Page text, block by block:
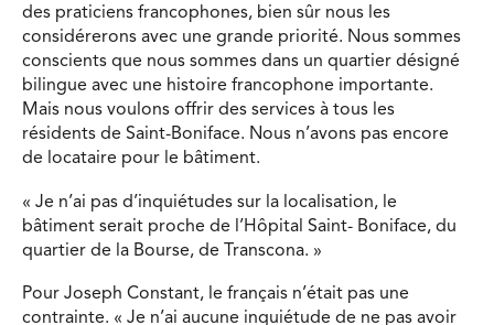
des praticiens francophones, bien sûr nous les
considérerons avec une grande priorité. Nous sommes
conscients que nous sommes dans un quartier désigné
bilingue avec une histoire francophone importante.
Mais nous voulons offrir des services à tous les
résidents de Saint-Boniface. Nous n’avons pas encore
de locataire pour le bâtiment.
« Je n’ai pas d’inquiétudes sur la localisation, le
bâtiment serait proche de l’Hôpital Saint- Boniface, du
quartier de la Bourse, de Transcona. »
Pour Joseph Constant, le français n’était pas une
contrainte. « Je n’ai aucune inquiétude de ne pas avoir